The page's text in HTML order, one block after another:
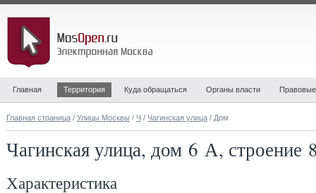
Главная Территория Куда обращаться Органы власти
Главная страница / Улицы Москвы / Ч / Чагинская улица / Дом
Чагинская улица, дом 6 А, строение
Характеристика